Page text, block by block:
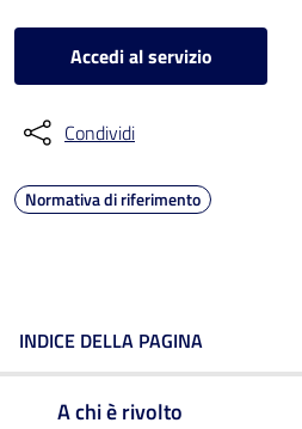
Accedi al servizio
Condividi
Normativa di riferimento
INDICE DELLA PAGINA
A chi è rivolto